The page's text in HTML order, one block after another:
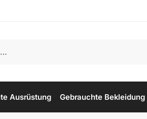
Ausrüstung Gebrauchte Bekleidung